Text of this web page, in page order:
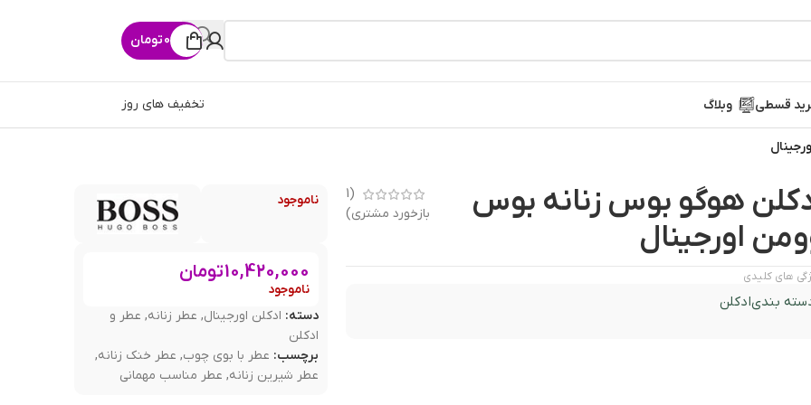
0تومان
قسطی وبلاگ تخفیف های روز
ناموجود
10,420,000تومان
ناموجود
دسته: ادکلن اورجینال, عطر زنانه, عطر و
ادکلن
برچسب: عطر با بوی چوب, عطر خنک زنانه,
عطر شیرین زنانه, عطر مناسب مهمانی
هوگو بوس زنانه بوس
اورجینال
(
1
بازخورد مشتری)
های کلیدی
بندیادکلن